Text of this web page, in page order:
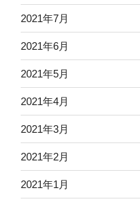
2021年7月
2021年6月
2021年5月
2021年4月
2021年3月
2021年2月
2021年1月